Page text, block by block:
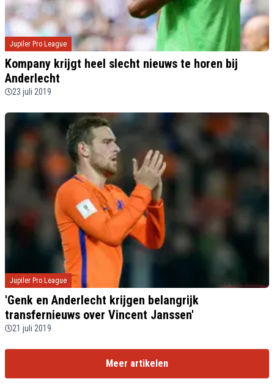
Jupiler Pro League
Kompany krijgt heel slecht nieuws te horen bij
Anderlecht
23 juli 2019
Jupiler Pro League
'Genk en Anderlecht krijgen belangrijk
transfernieuws over Vincent Janssen'
21 juli 2019
Meer artikelen